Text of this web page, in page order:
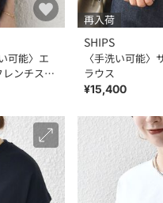
可能〉エ
レンチスリ
再入荷
SHIPS
〈手洗い可能〉
ラウス
¥15,400